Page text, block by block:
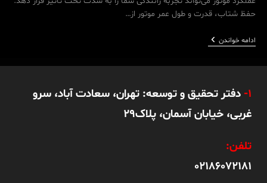
حفظ شتاب، قدرت و طول عمر موتور از…
ادامه خواندنبهترین
مکمل
برای
1- دفتر تحقیق و توسعه: تهران، سعادت آباد، سرو
غربی، خیابان آسمان، پلاک29
تلفن:
02186072181